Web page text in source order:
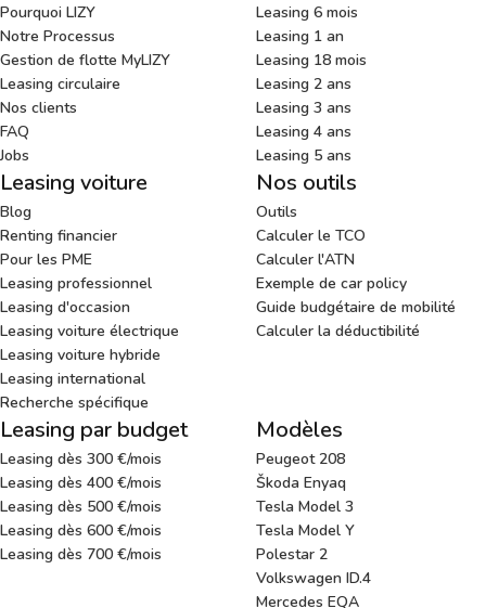
Pourquoi LIZY
Notre Processus
Gestion de flotte MyLIZY
Leasing circulaire
Nos clients
FAQ
Jobs
Leasing 6 mois
Leasing 1 an
Leasing 18 mois
Leasing 2 ans
Leasing 3 ans
Leasing 4 ans
Leasing 5 ans
Leasing voiture
Blog
Renting financier
Pour les PME
Leasing professionnel
Leasing d'occasion
Leasing voiture électrique
Leasing voiture hybride
Leasing international
Recherche spécifique
Nos outils
Outils
Calculer le TCO
Calculer l'ATN
Exemple de car policy
Guide budgétaire de mobilité
Calculer la déductibilité
Leasing par budget
Leasing dès 300 €/mois
Leasing dès 400 €/mois
Leasing dès 500 €/mois
Leasing dès 600 €/mois
Leasing dès 700 €/mois
Modèles
Peugeot 208
Škoda Enyaq
Tesla Model 3
Tesla Model Y
Polestar 2
Volkswagen ID.4
Mercedes EQA